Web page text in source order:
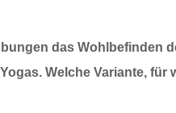
das Wohlbefinden
Welche Variante, für